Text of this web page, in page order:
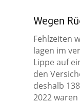
Wegen
Fehlzeiten
lagen im
Lippe auf
den
deshalb
2022 waren